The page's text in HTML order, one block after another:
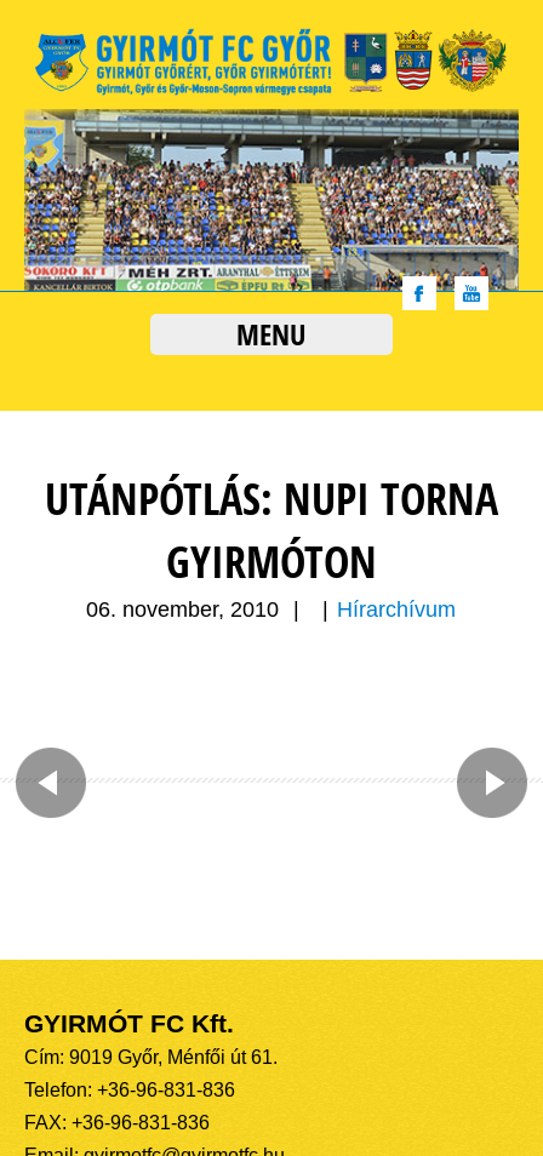
MENU
UTÁNPÓTLÁS: NUPI TORNA
GYIRMÓTON
06. november, 2010 Hírarchívum
GYIRMÓT FC Kft.
Cím: 9019 Győr, Ménfői út 61.
Telefon: +36-96-831-836
FAX: +36-96-831-836